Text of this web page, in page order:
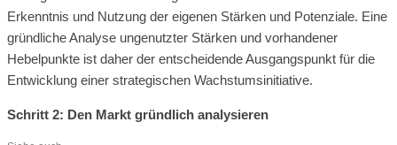
Erkenntnis und Nutzung der eigenen Stärken und Potenziale. Eine
gründliche Analyse ungenutzter Stärken und vorhandener
Hebelpunkte ist daher der entscheidende Ausgangspunkt für die
Entwicklung einer strategischen Wachstumsinitiative.
Schritt 2: Den Markt gründlich analysieren